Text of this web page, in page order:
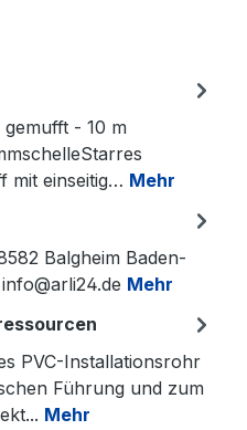
- 10 m
mit einseitig… Mehr
Balgheim Baden-
Mehr
PVC-Installationsrohr
Führung und zum
Mehr